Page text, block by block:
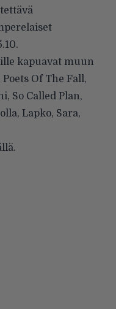
kapuavat muun
Of The Fall,
So Called Plan,
Lapko, Sara,
.